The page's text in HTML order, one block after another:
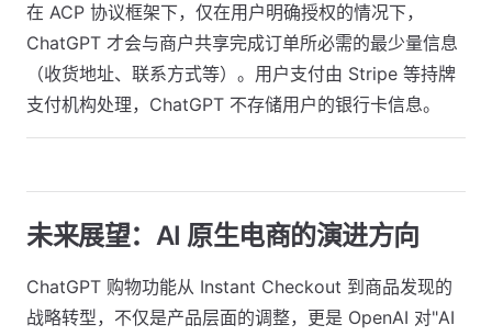
在 ACP 协议框架下，仅在用户明确授权的情况下，
ChatGPT 才会与商户共享完成订单所必需的最少量信息
（收货地址、联系方式等）。用户支付由 Stripe 等持牌
支付机构处理，ChatGPT 不存储用户的银行卡信息。
未来展望：AI 原生电商的演进方向
ChatGPT 购物功能从 Instant Checkout 到商品发现的
战略转型，不仅是产品层面的调整，更是 OpenAI 对"AI